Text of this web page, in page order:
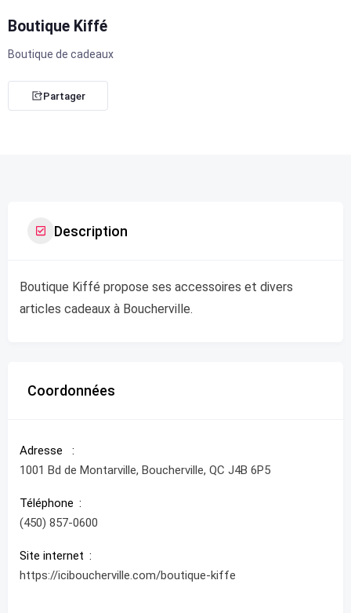
Boutique Kiffé
Boutique de cadeaux
Partager
Description
Boutique Kiffé propose ses accessoires et divers
articles cadeaux à Boucherville.
Coordonnées
Adresse
1001 Bd de Montarville, Boucherville, QC J4B 6P5
Téléphone
(450) 857-0600
Site internet
https://iciboucherville.com/boutique-kiffe